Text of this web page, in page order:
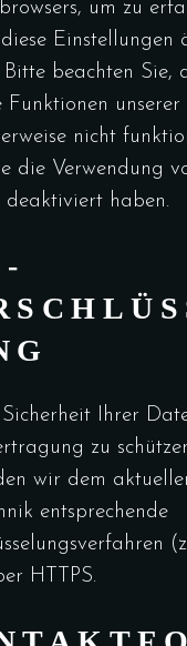
um zu
Einstellungen
Bitte beachten Sie,
Funktionen unserer
nicht
die Verwendung
deaktiviert haben.
Ihrer
zu
wir dem
entsprechende
HTTPS.